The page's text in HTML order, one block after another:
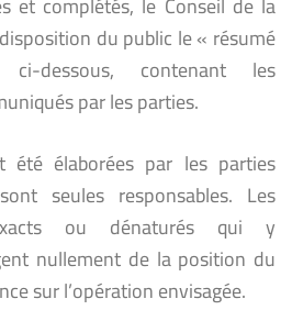
du public le « résumé
dessous, contenant les
par les parties.
été élaborées par les parties
seules responsables. Les
ou dénaturés qui y
nullement de la position du
sur l’opération envisagée.